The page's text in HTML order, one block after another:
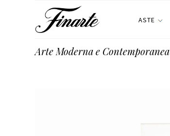
ASTE
Arte Moderna e Contemporanea